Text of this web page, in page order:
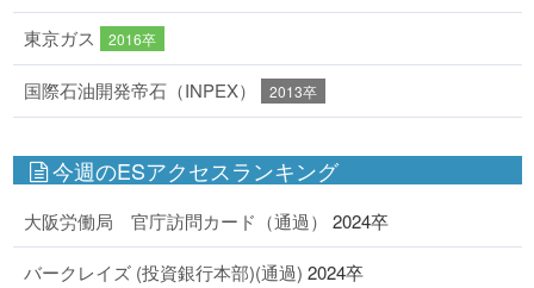
東京ガス 2016卒
国際石油開発帝石（INPEX） 2013卒
今週のESアクセスランキング
大阪労働局 官庁訪問カード（通過） 2024卒
バークレイズ (投資銀行本部)(通過) 2024卒